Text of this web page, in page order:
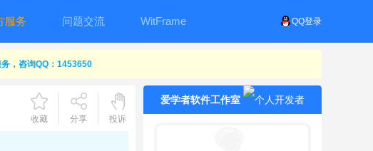
QQ登录
服务 问题交流 WitFrame
，咨询QQ：1453650
爱学者软件工作室
收藏 分享 投诉